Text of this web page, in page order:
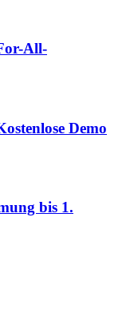
All-
Demo
bis 1.